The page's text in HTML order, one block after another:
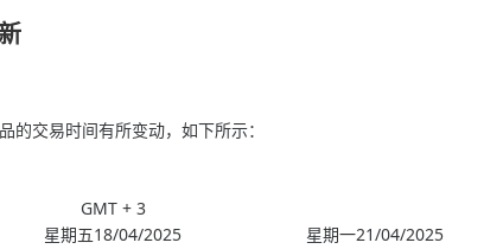
交易时间有所变动，如下所示：
GMT + 3
星期五18/04/2025 星期一21/04/2025